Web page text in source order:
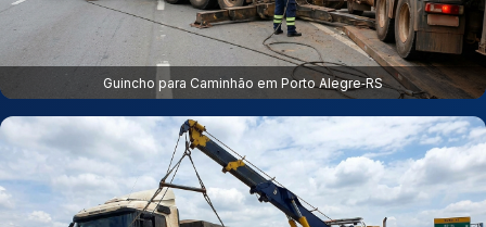
Guincho para Caminhão em Porto Alegre‑RS